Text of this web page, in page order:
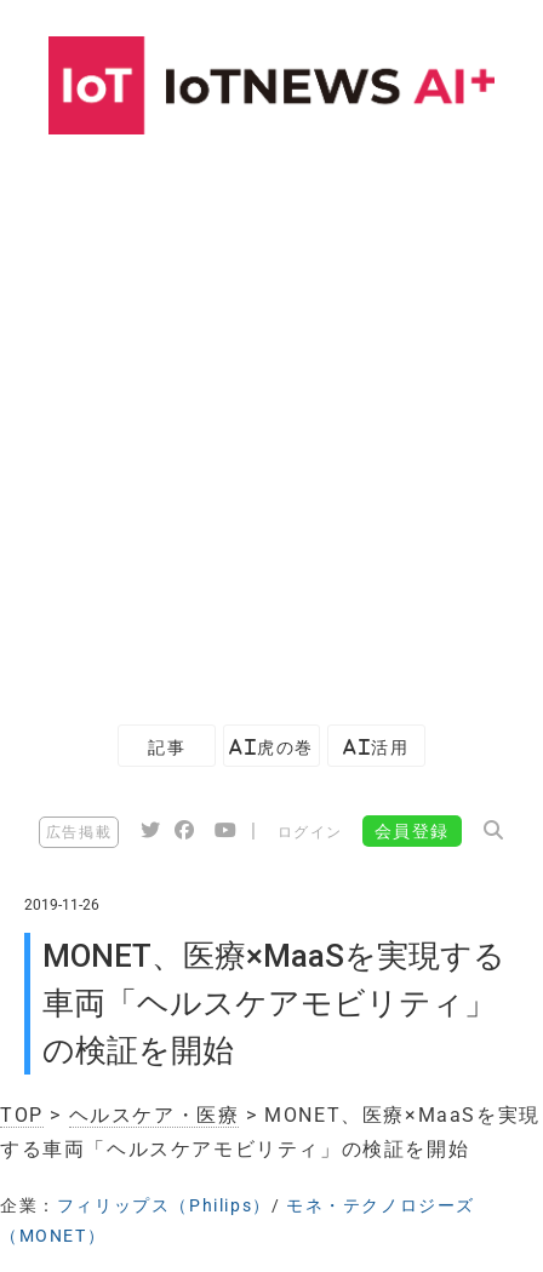
記事 AI虎の巻 AI活用
広告掲載 ログイン 会員登録
2019-11-26
MONET、医療×MaaSを実現する
車両「ヘルスケアモビリティ」
の検証を開始
TOP > ヘルスケア・医療 > MONET、医療×MaaSを実現
する車両「ヘルスケアモビリティ」の検証を開始
企業： フィリップス（Philips） / モネ・テクノロジーズ
（MONET）